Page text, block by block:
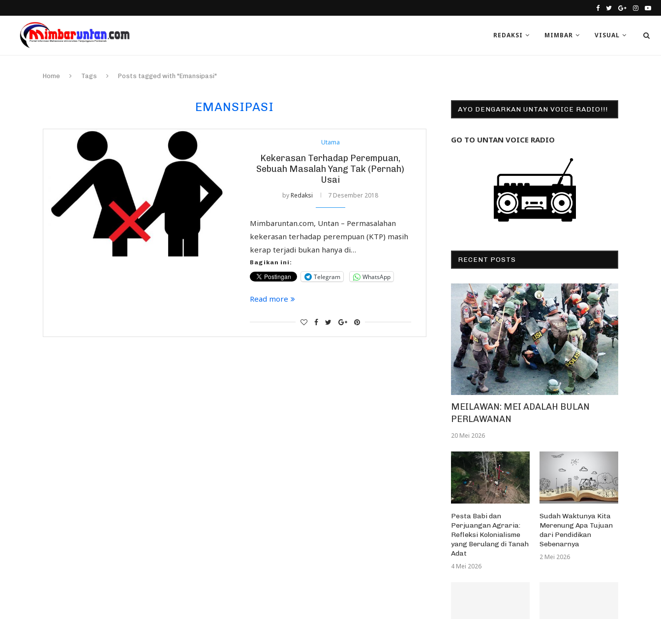
REDAKSI MIMBAR VISUAL
Home Tags Posts tagged with "Emansipasi"
EMANSIPASI
Utama
Kekerasan Terhadap Perempuan,
Sebuah Masalah Yang Tak (Pernah)
Usai
byRedaksi 7 Desember 2018
Mimbaruntan.com, Untan – Permasalahan
kekerasan terhadap perempuan (KTP) masih
kerap terjadi bukan hanya di…
Bagikan ini:
Telegram WhatsApp
Read more
AYO DENGARKAN UNTAN VOICE RADIO!!!
GO TO UNTAN VOICE RADIO
RECENT POSTS
MEILAWAN: MEI ADALAH BULAN
PERLAWANAN
20 Mei 2026
Pesta Babi dan
Perjuangan Agraria:
Refleksi Kolonialisme
yang Berulang di Tanah
Adat
4 Mei 2026
Sudah Waktunya Kita
Merenung Apa Tujuan
dari Pendidikan
Sebenarnya
2 Mei 2026